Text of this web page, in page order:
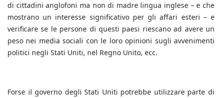
di cittadini anglofoni ma non di madre lingua inglese – e che
mostrano un interesse significativo per gli affari esteri – e
verificare se le persone di questi paesi riescano ad avere un
peso nei media sociali con le loro opinioni sugli avvenimenti
politici negli Stati Uniti, nel Regno Unito, ecc.
Forse il governo degli Stati Uniti potrebbe utilizzare parte di